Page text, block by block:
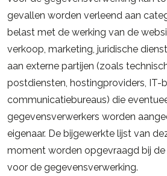
gevallen worden verleend aan
belast met de werking van de
verkoop, marketing, juridische
aan externe partijen (zoals
postdiensten, hostingproviders, IT-
communicatiebureaus) die
gegevensverwerkers worden
eigenaar. De bijgewerkte lijst van
moment worden opgevraagd bij
voor de gegevensverwerking.